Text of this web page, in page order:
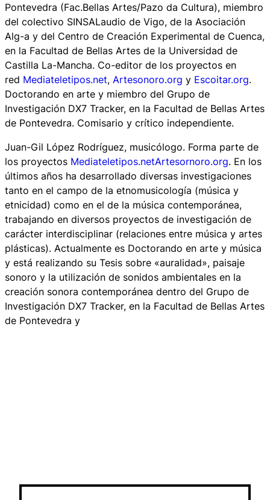
Pontevedra (Fac.Bellas Artes/Pazo da Cultura), miembro
del colectivo SINSALaudio de Vigo, de la Asociación
Alg-a y del Centro de Creación Experimental de Cuenca,
en la Facultad de Bellas Artes de la Universidad de
Castilla La-Mancha. Co-editor de los proyectos en
red Mediateletipos.net, Artesonoro.org y Escoitar.org.
Doctorando en arte y miembro del Grupo de
Investigación DX7 Tracker, en la Facultad de Bellas Artes
de Pontevedra. Comisario y crítico independiente.
Juan-Gil López Rodríguez, musicólogo. Forma parte de
los proyectos Mediateletipos.netArtesornoro.org. En los
últimos años ha desarrollado diversas investigaciones
tanto en el campo de la etnomusicología (música y
etnicidad) como en el de la música contemporánea,
trabajando en diversos proyectos de investigación de
carácter interdisciplinar (relaciones entre música y artes
plásticas). Actualmente es Doctorando en arte y música
y está realizando su Tesis sobre «auralidad», paisaje
sonoro y la utilización de sonidos ambientales en la
creación sonora contemporánea dentro del Grupo de
Investigación DX7 Tracker, en la Facultad de Bellas Artes
de Pontevedra y